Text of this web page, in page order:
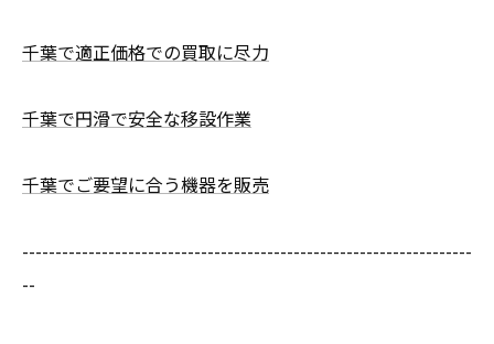
千葉で適正価格での買取に尽力
千葉で円滑で安全な移設作業
千葉でご要望に合う機器を販売
--------------------------------------------------------------------
--